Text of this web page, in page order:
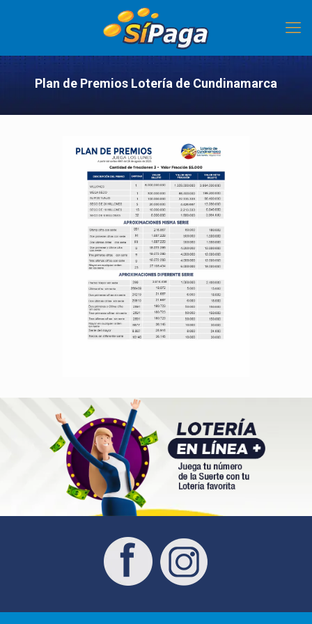
Plan de Premios Lotería de Cundinamarca